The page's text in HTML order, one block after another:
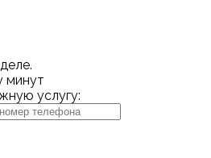
минут
услугу: